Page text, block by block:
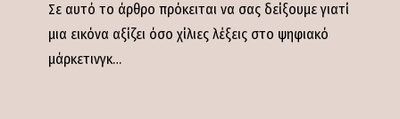
Σε αυτό το άρθρο πρόκειται να σας δείξουμε γιατί
μια εικόνα αξίζει όσο χίλιες λέξεις στο ψηφιακό
μάρκετινγκ…